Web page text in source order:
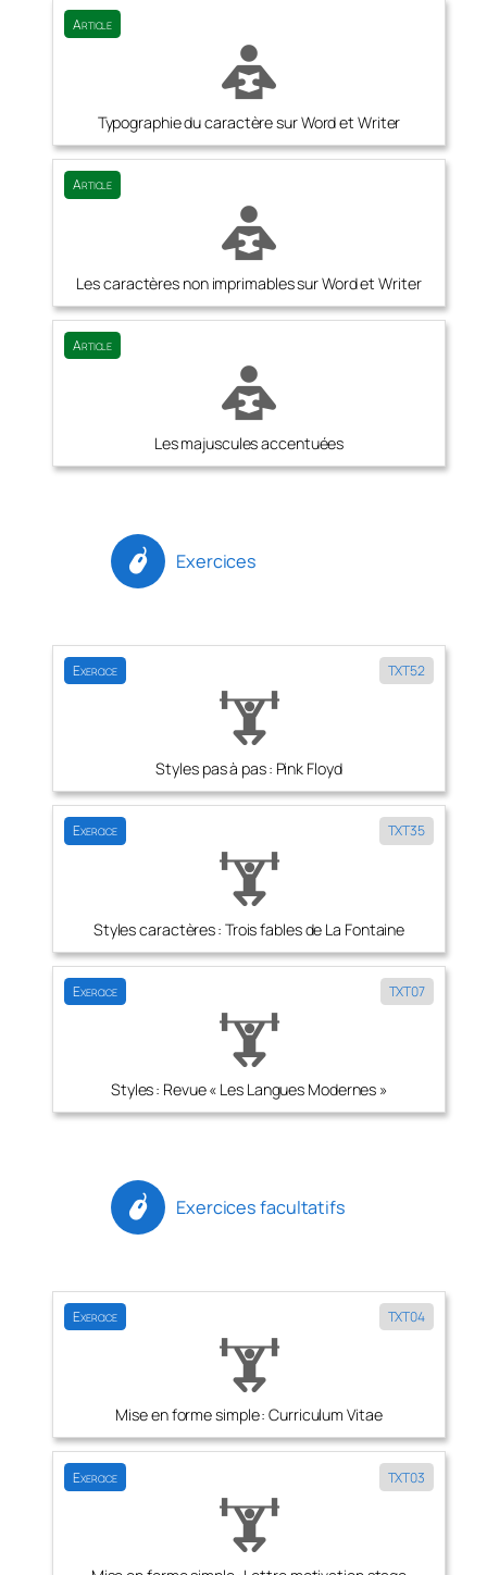
Typographie du caractère sur Word et Writer
Article
Les caractères non imprimables sur Word et Writer
Article
Les majuscules accentuées
Article
Exercices
Styles pas à pas : Pink Floyd
Exercice TXT52
Styles caractères : Trois fables de La Fontaine
Exercice TXT35
Styles : Revue « Les Langues Modernes »
Exercice TXT07
Exercices facultatifs
Mise en forme simple : Curriculum Vitae
Exercice TXT04
Exercice TXT03